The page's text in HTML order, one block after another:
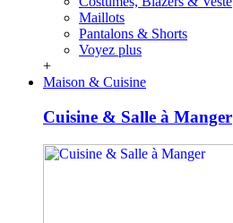
Maillots
Pantalons & Shorts
Voyez plus
+
Maison & Cuisine
Cuisine & Salle à Manger